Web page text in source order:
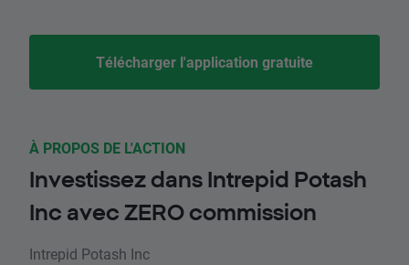
Télécharger l'application gratuite
À PROPOS DE L'ACTION
Investissez dans Intrepid Potash
Inc avec ZERO commission
Intrepid Potash Inc